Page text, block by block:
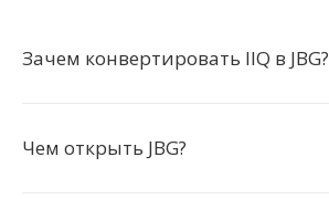
Зачем конвертировать IIQ в JBG?
Чем открыть JBG?